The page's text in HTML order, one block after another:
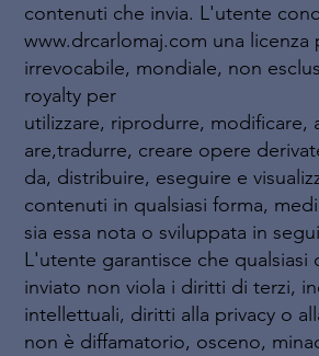
contenuti che invia. L'utente
www.drcarlomaj.com una licenza
irrevocabile, mondiale, non
royalty per
utilizzare, riprodurre, modificare,
are,tradurre, creare opere
da, distribuire, eseguire e
contenuti in qualsiasi forma,
sia essa nota o sviluppata in
L'utente garantisce che qualsiasi
inviato non viola i diritti di terzi,
intellettuali, diritti alla privacy o
non è diffamatorio, osceno,